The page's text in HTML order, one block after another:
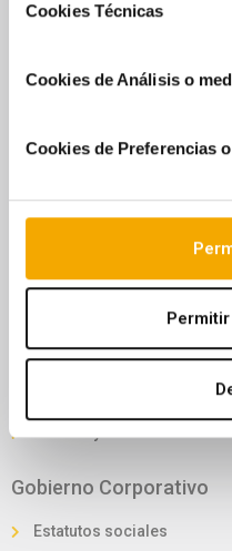
Cookies Técnicas
Cookies de Análisis o
Cookies de Preferencias
Información bursátil
Plan estratégico
Asamblea de bonistas
Reglamento de la junta
Foro electrónico de
Estrategia de
Gestión y desarrollo
Gobierno Corporativo
Estatutos sociales